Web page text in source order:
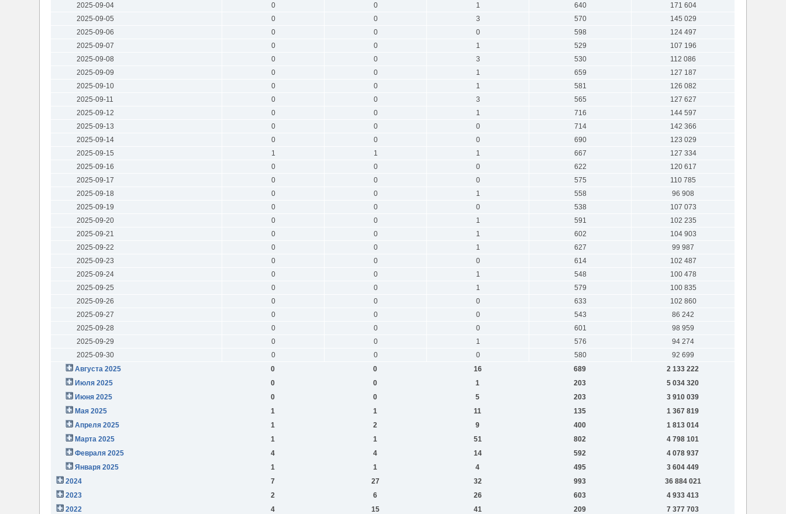
2025-09-04
0 0 1 640
171 604
2025-09-05
0 0 3 570
145 029
2025-09-06
0 0 0 598
124 497
2025-09-07
0 0 1 529
107 196
2025-09-08
0 0 3 530
112 086
2025-09-09
0 0 1 659
127 187
2025-09-10
0 0 1 581
126 082
2025-09-11
0 0 3 565
127 627
2025-09-12
0 0 1 716
144 597
2025-09-13
0 0 0 714
142 366
2025-09-14
0 0 0 690
123 029
2025-09-15
1 1 1 667
127 334
2025-09-16
0 0 0 622
120 617
2025-09-17
0 0 0 575
110 785
2025-09-18
0 0 1 558
96 908
2025-09-19
0 0 0 538
107 073
2025-09-20
0 0 1 591
102 235
2025-09-21
0 0 1 602
104 903
2025-09-22
0 0 1 627
99 987
2025-09-23
0 0 0 614
102 487
2025-09-24
0 0 1 548
100 478
2025-09-25
0 0 1 579
100 835
2025-09-26
0 0 0 633
102 860
2025-09-27
0 0 0 543
86 242
2025-09-28
0 0 0 601
98 959
2025-09-29
0 0 1 576
94 274
2025-09-30
0 0 0 580
92 699
Августа 2025
0 0 16 689
2 133 222
Июля 2025
0 0 1 203
5 034 320
Июня 2025
0 0 5 203
3 910 039
Мая 2025
1 1 11 135
1 367 819
Апреля 2025
1 2 9 400
1 813 014
Марта 2025
1 1 51 802
4 798 101
Февраля 2025
4 4 14 592
4 078 937
Января 2025
1 1 4 495
3 604 449
2024
7 27 32 993
36 884 021
2023
2 6 26 603
4 933 413
2022
4 15 41 209
7 377 703